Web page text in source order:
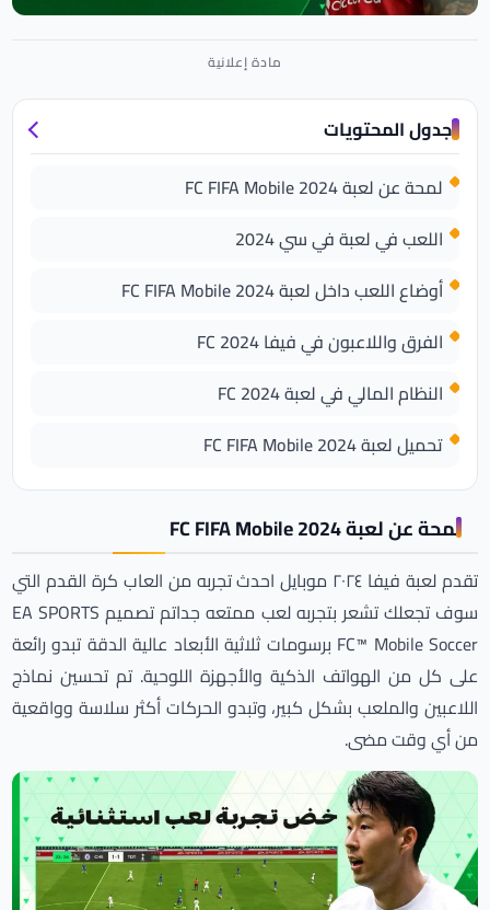
جدول المحتويات
لمحة عن لعبة FC FIFA Mobile 2024
اللعب في لعبة في سي 2024
أوضاع اللعب داخل لعبة FC FIFA Mobile 2024
الفرق واللاعبون في فيفا 2024 FC
النظام المالي في لعبة FC 2024
تحميل لعبة FC FIFA Mobile 2024
لمحة عن لعبة FC FIFA Mobile 2024
تقدم لعبة فيفا ٢٠٢٤ موبايل احدث تجربه من العاب كرة القدم التي
سوف تجعلك تشعر بتجربه لعب ممتعه جداتم تصميم EA SPORTS
FC™ Mobile Soccer برسومات ثلاثية الأبعاد عالية الدقة تبدو رائعة
على كل من الهواتف الذكية والأجهزة اللوحية. تم تحسين نماذج
اللاعبين والملعب بشكل كبير، وتبدو الحركات أكثر سلاسة وواقعية
من أي وقت مضى.